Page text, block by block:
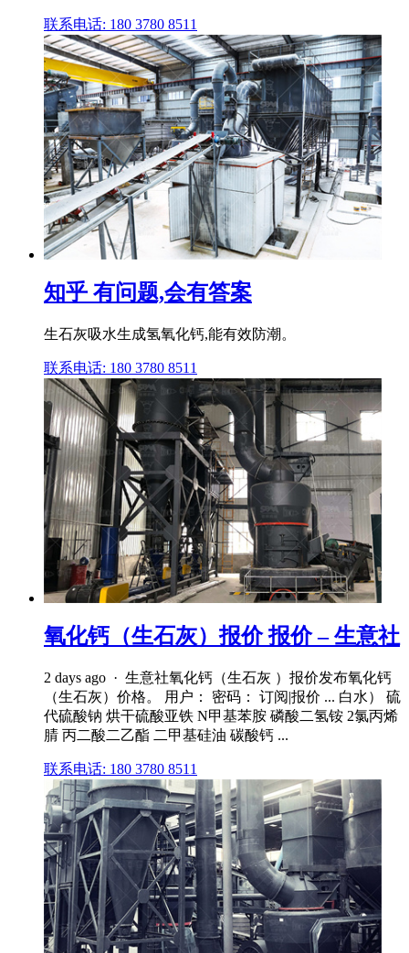
联系电话: 180 3780 8511
知乎 有问题,会有答案
生石灰吸水生成氢氧化钙,能有效防潮。
联系电话: 180 3780 8511
氧化钙（生石灰）报价 报价 – 生意社
2 days ago · 生意社氧化钙（生石灰 ）报价发布氧化钙
（生石灰）价格。 用户： 密码： 订阅|报价 ... 白水） 硫
代硫酸钠 烘干硫酸亚铁 N甲基苯胺 磷酸二氢铵 2氯丙烯
腈 丙二酸二乙酯 二甲基硅油 碳酸钙 ...
联系电话: 180 3780 8511